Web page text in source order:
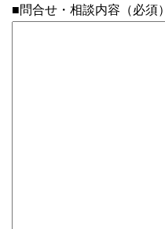
■問合せ・相談内容（必須）